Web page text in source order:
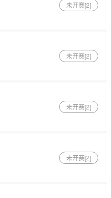
未开赛[2]
未开赛[2]
未开赛[2]
未开赛[2]